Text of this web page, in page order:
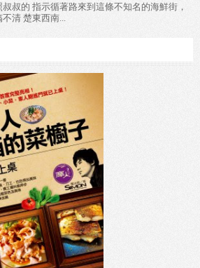
叔的 指示循著路來到這條不知名的海鮮街，
清 楚東西南...